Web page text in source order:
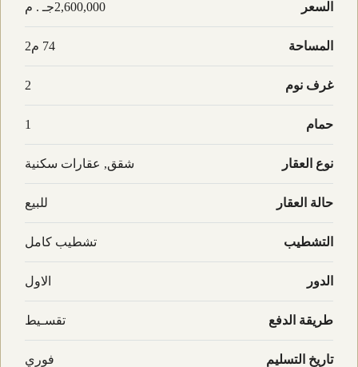
السعر 2,600,000جـ . م
المساحة 74 م2
غرف نوم
حمام
نوع العقار شقق, عقارات سكنية
حالة العقار للبيع
التشطيب تشطيب كامل
الدور الاول
طريقة الدفع تقسـيط
تاريخ التسليم فوري